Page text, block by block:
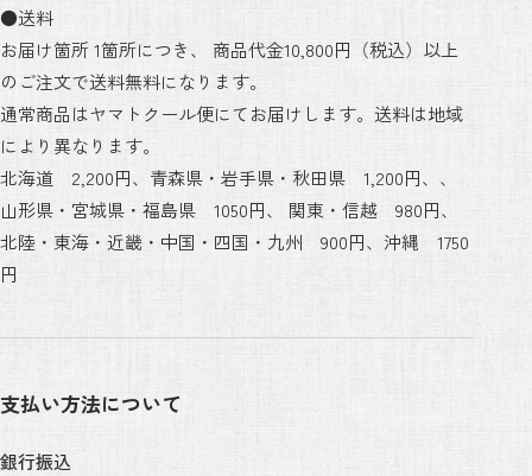
●送料
お届け箇所 1箇所につき、 商品代金10,800円（税込）以上
のご注文で送料無料になります。
通常商品はヤマトクール便にてお届けします。送料は地域
により異なります。
北海道 2,200円、青森県・岩手県・秋田県 1,200円、、
山形県・宮城県・福島県 1050円、 関東・信越 980円、
北陸・東海・近畿・中国・四国・九州 900円、沖縄 1750
円
支払い方法について
銀行振込